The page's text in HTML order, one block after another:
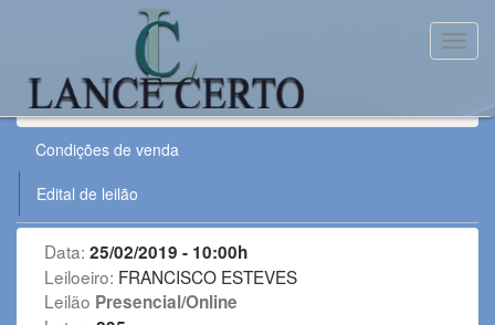
Leilão:250219VE
Condições de venda
Edital de leilão
Data: 25/02/2019 - 10:00h
Leiloeiro: FRANCISCO ESTEVES
Leilão Presencial/Online